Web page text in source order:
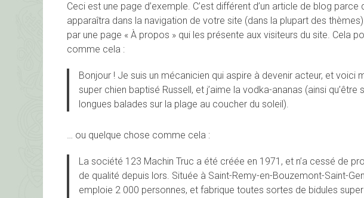
Ceci est une page d’exemple. C’est différent d’un article de blog
apparaîtra dans la navigation de votre site (dans la plupart des
par une page « À propos » qui les présente aux visiteurs du site. Cela
comme cela :
Bonjour ! Je suis un mécanicien qui aspire à devenir acteur, et voici
super chien baptisé Russell, et j’aime la vodka-ananas (ainsi
longues balades sur la plage au coucher du soleil).
… ou quelque chose comme cela :
La société 123 Machin Truc a été créée en 1971, et n’a cessé de
de qualité depuis lors. Située à Saint-Remy-en-Bouzemont-Saint-
emploie 2 000 personnes, et fabrique toutes sortes de bidules